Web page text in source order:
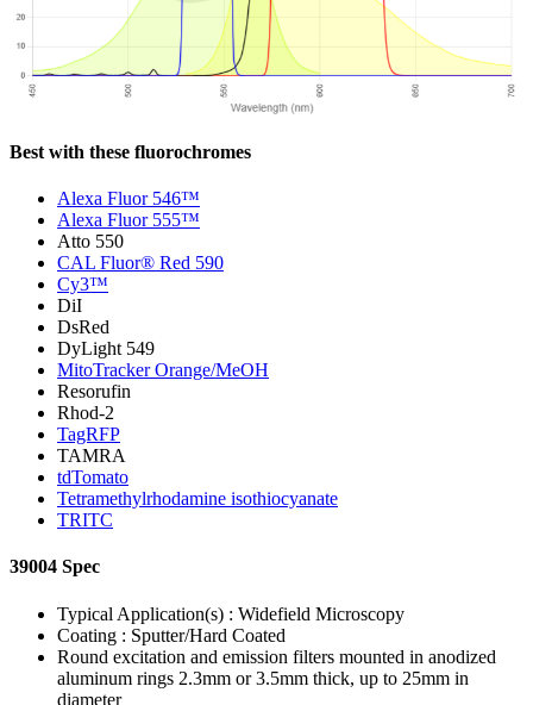
Best with these fluorochromes
Alexa Fluor 546™
Alexa Fluor 555™
Atto 550
CAL Fluor® Red 590
Cy3™
DiI
DsRed
DyLight 549
MitoTracker Orange/MeOH
Resorufin
Rhod-2
TagRFP
TAMRA
tdTomato
Tetramethylrhodamine isothiocyanate
TRITC
39004 Spec
Typical Application(s) : Widefield Microscopy
Coating : Sputter/Hard Coated
Round excitation and emission filters mounted in anodized
aluminum rings 2.3mm or 3.5mm thick, up to 25mm in
diameter